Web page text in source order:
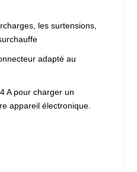
les surtensions,
adapté au
A pour charger un
appareil électronique.